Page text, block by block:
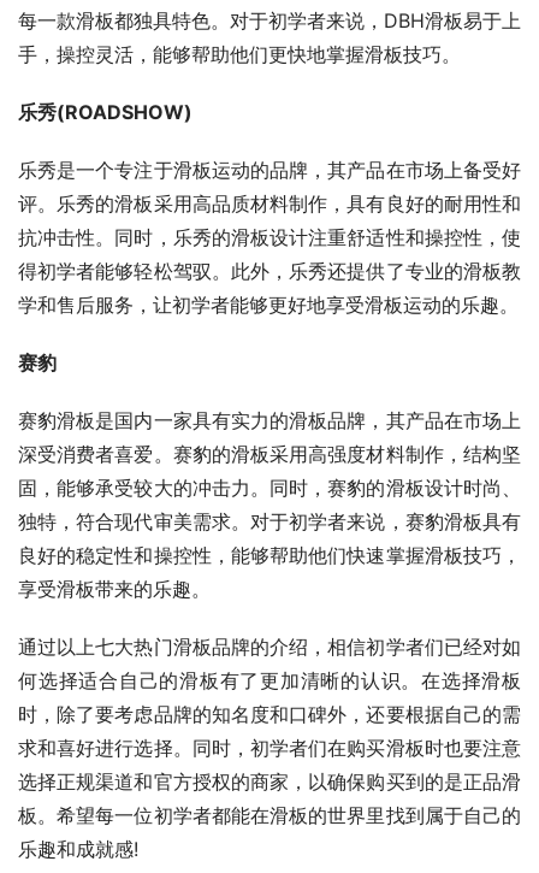
每一款滑板都独具特色。对于初学者来说，DBH滑板易于上
手，操控灵活，能够帮助他们更快地掌握滑板技巧。
乐秀(ROADSHOW)
乐秀是一个专注于滑板运动的品牌，其产品在市场上备受好
评。乐秀的滑板采用高品质材料制作，具有良好的耐用性和
抗冲击性。同时，乐秀的滑板设计注重舒适性和操控性，使
得初学者能够轻松驾驭。此外，乐秀还提供了专业的滑板教
学和售后服务，让初学者能够更好地享受滑板运动的乐趣。
赛豹
赛豹滑板是国内一家具有实力的滑板品牌，其产品在市场上
深受消费者喜爱。赛豹的滑板采用高强度材料制作，结构坚
固，能够承受较大的冲击力。同时，赛豹的滑板设计时尚、
独特，符合现代审美需求。对于初学者来说，赛豹滑板具有
良好的稳定性和操控性，能够帮助他们快速掌握滑板技巧，
享受滑板带来的乐趣。
通过以上七大热门滑板品牌的介绍，相信初学者们已经对如
何选择适合自己的滑板有了更加清晰的认识。在选择滑板
时，除了要考虑品牌的知名度和口碑外，还要根据自己的需
求和喜好进行选择。同时，初学者们在购买滑板时也要注意
选择正规渠道和官方授权的商家，以确保购买到的是正品滑
板。希望每一位初学者都能在滑板的世界里找到属于自己的
乐趣和成就感!